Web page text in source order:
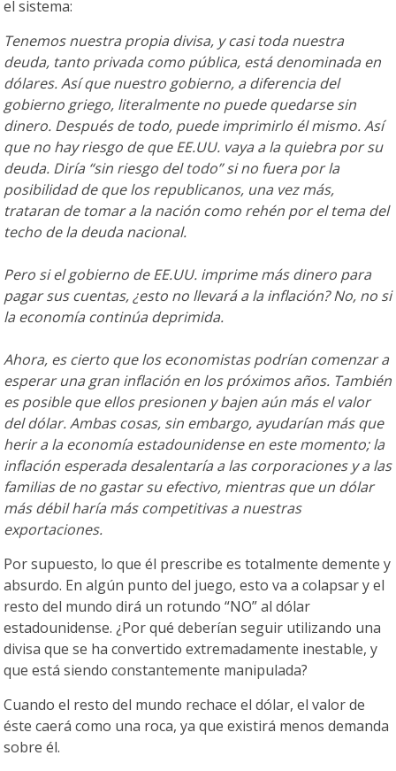
el sistema:
Tenemos nuestra propia divisa, y casi toda nuestra
deuda, tanto privada como pública, está denominada en
dólares. Así que nuestro gobierno, a diferencia del
gobierno griego, literalmente no puede quedarse sin
dinero. Después de todo, puede imprimirlo él mismo. Así
que no hay riesgo de que EE.UU. vaya a la quiebra por su
deuda. Diría “sin riesgo del todo” si no fuera por la
posibilidad de que los republicanos, una vez más,
trataran de tomar a la nación como rehén por el tema del
techo de la deuda nacional.
Pero si el gobierno de EE.UU. imprime más dinero para
pagar sus cuentas, ¿esto no llevará a la inflación? No, no si
la economía continúa deprimida.
Ahora, es cierto que los economistas podrían comenzar a
esperar una gran inflación en los próximos años. También
es posible que ellos presionen y bajen aún más el valor
del dólar. Ambas cosas, sin embargo, ayudarían más que
herir a la economía estadounidense en este momento; la
inflación esperada desalentaría a las corporaciones y a las
familias de no gastar su efectivo, mientras que un dólar
más débil haría más competitivas a nuestras
exportaciones.
Por supuesto, lo que él prescribe es totalmente demente y
absurdo. En algún punto del juego, esto va a colapsar y el
resto del mundo dirá un rotundo “NO” al dólar
estadounidense. ¿Por qué deberían seguir utilizando una
divisa que se ha convertido extremadamente inestable, y
que está siendo constantemente manipulada?
Cuando el resto del mundo rechace el dólar, el valor de
éste caerá como una roca, ya que existirá menos demanda
sobre él.